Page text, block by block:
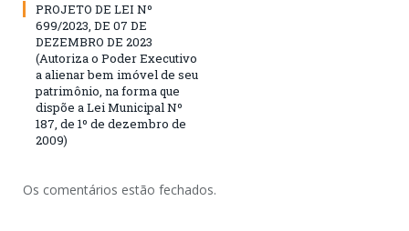
PROJETO DE LEI Nº
699/2023, DE 07 DE
DEZEMBRO DE 2023
(Autoriza o Poder Executivo
a alienar bem imóvel de seu
patrimônio, na forma que
dispõe a Lei Municipal Nº
187, de 1º de dezembro de
2009)
Os comentários estão fechados.